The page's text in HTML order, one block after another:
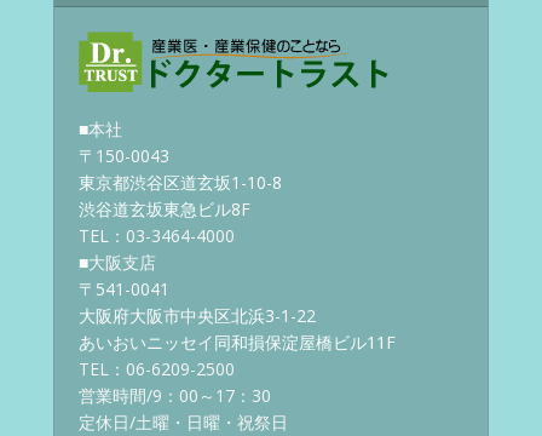
■本社
〒150-0043
東京都渋谷区道玄坂1-10-8
渋谷道玄坂東急ビル8F
TEL：03-3464-4000
■大阪支店
〒541-0041
大阪府大阪市中央区北浜3-1-22
あいおいニッセイ同和損保淀屋橋ビル11F
TEL：06-6209-2500
営業時間/9：00～17：30
定休日/土曜・日曜・祝祭日